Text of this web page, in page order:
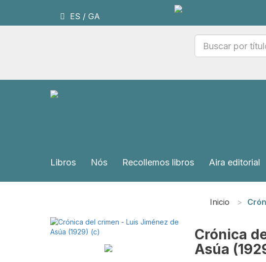
ES / GA
Libros Nós Recollemos libros Aira editorial
Inicio
Crónica
Asúa